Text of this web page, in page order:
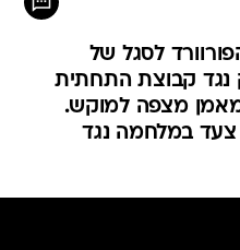
לסגל של
קבוצת התחתית
(שבת, 20:45). המאמן מצפה למוקש.
צעד במלחמה נגד